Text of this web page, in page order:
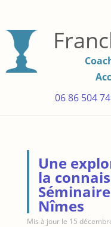
06 86 504
Une
la
Nîmes
Mis à jour le 15